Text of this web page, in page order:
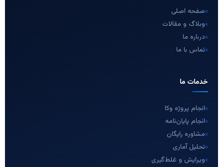
صفحه اصلی
وبلاگ و مقالات
درباره ما
تماس با ما
خدمات ما
انجام پروژه وکا
انجام پایان‌نامه
مشاوره رایگان
تحلیل آماری
ویرایش و غلط‌گیری